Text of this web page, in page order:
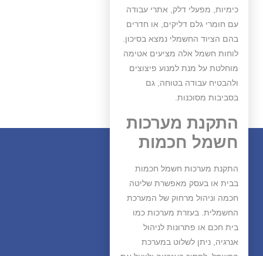
כימיות, מפעלי דלק, אתרי עבודה
עם חומרי גלם דליקים, או חדרים
בהם הציוד החשמלי נמצא בסיכון.
לוחות חשמל אלה מציעים אטימה
מוחלטת על מנת למנוע פיצוצים
ולהבטיח עבודה בטוחה, גם
בסביבות מסוכנות.
התקנת מערכות
חשמל חכמות
התקנת מערכות חשמל חכמות
בבית או בעסק מאפשרת שליטה
חכמה וניהול מרחוק של המערכת
החשמלית. בעזרת מערכות כמו
בית חכם או פתרונות לניהול
אנרגיה, ניתן לשלוט במערכת